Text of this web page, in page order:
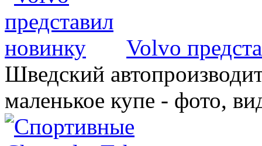
Volvo
Шведский
маленькое купе - фото,